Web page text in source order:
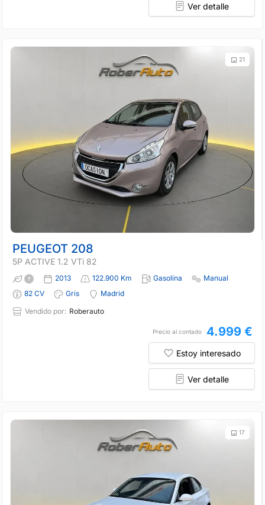
Ver detalle
21
PEUGEOT 208
5P ACTIVE 1.2 VTi 82
2013 122.900 Km Gasolina
Manual
82 CV
Gris
Madrid
Vendido por: Roberauto
Precio al contado 4.999 €
Estoy interesado
Ver detalle
17